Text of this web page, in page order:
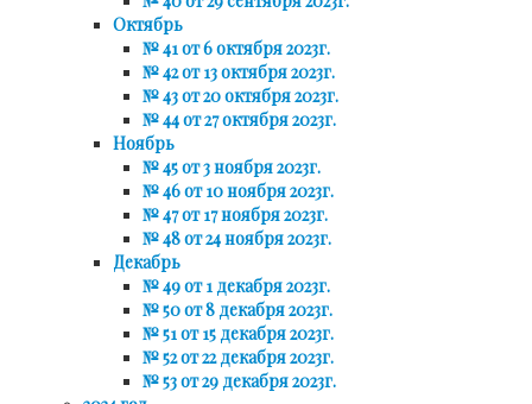
Октябрь
№ 41 от 6 октября 2023г.
№ 42 от 13 октября 2023г.
№ 43 от 20 октября 2023г.
№ 44 от 27 октября 2023г.
Ноябрь
№ 45 от 3 ноября 2023г.
№ 46 от 10 ноября 2023г.
№ 47 от 17 ноября 2023г.
№ 48 от 24 ноября 2023г.
Декабрь
№ 49 от 1 декабря 2023г.
№ 50 от 8 декабря 2023г.
№ 51 от 15 декабря 2023г.
№ 52 от 22 декабря 2023г.
№ 53 от 29 декабря 2023г.